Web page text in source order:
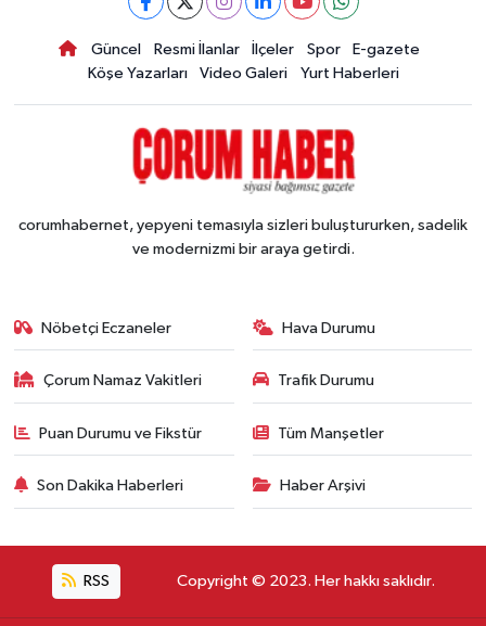
Güncel Resmi İlanlar İlçeler Spor
E-gazete
Köşe Yazarları
Video Galeri Yurt Haberleri
corumhabernet, yepyeni temasıyla sizleri buluştururken, sadelik
ve modernizmi bir araya getirdi.
Nöbetçi Eczaneler Hava Durumu
Çorum Namaz Vakitleri Trafik Durumu
Puan Durumu ve Fikstür Tüm Manşetler
Son Dakika Haberleri Haber Arşivi
RSS Copyright © 2023. Her hakkı saklıdır.